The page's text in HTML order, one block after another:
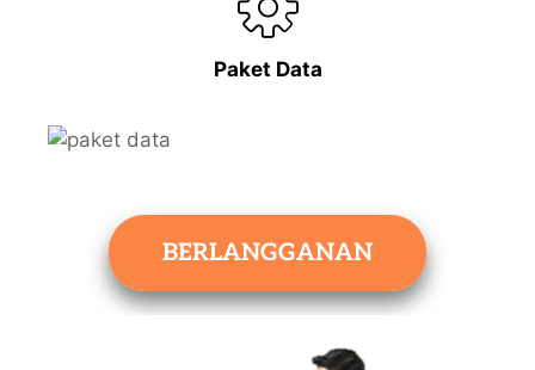
Paket Data
BERLANGGANAN